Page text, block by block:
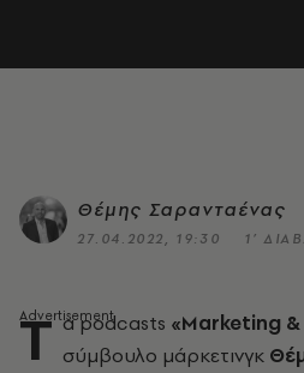
Θέμης Σαρανταένας
27.04.2022, 19:30 1’
Τ α podcasts «Marketing &
σύμβουλο μάρκετινγκ